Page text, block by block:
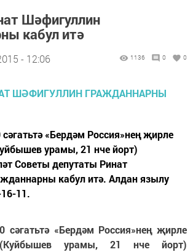
Шәфигуллин
кабул итә
- 12:06 1136 0 0
«Бердәм Россия»нең җирле
урамы, 21 нче йорт)
Советы депутаты Ринат
кабул итә. Алдан язылу
11.
сәгатьтә «Бердәм Россия»нең җирле
(Куйбышев урамы, 21 нче йорт)